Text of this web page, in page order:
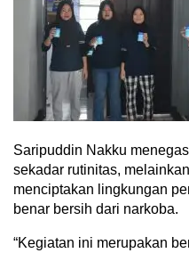
Saripuddin Nakku
sekadar rutinitas,
menciptakan lingkungan
benar bersih dari narkoba.
“Kegiatan ini merupakan